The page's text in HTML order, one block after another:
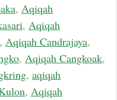
, Aqiqah
, Aqiqah
, Aqiqah Candrajaya,
, Aqiqah Cangkoak,
, aqiqah
, Aqiqah